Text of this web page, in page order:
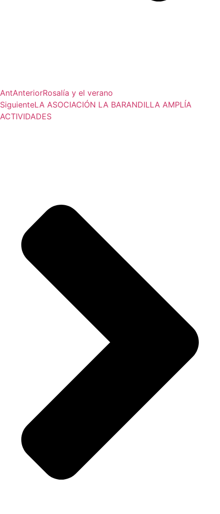
AntAnteriorRosalía y el verano
SiguienteLA ASOCIACIÓN LA BARANDILLA AMPLÍA
ACTIVIDADES